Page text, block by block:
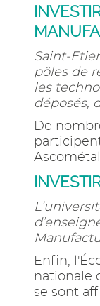
Saint-
pôles de
les
déposés,
De
Enfin,
nationale
se sont